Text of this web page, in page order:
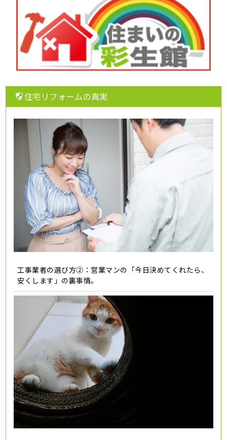
住宅リフォームの真実
工事業者の選び方②：営業マンの「今日決めてくれたら、
安くします」の裏事情。